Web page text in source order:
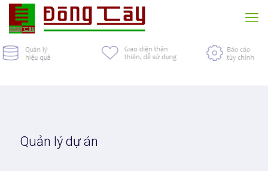
Quản lý dự án